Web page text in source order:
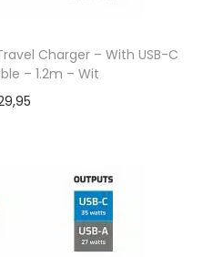
Charger – With USB-C
– 1.2m – Wit